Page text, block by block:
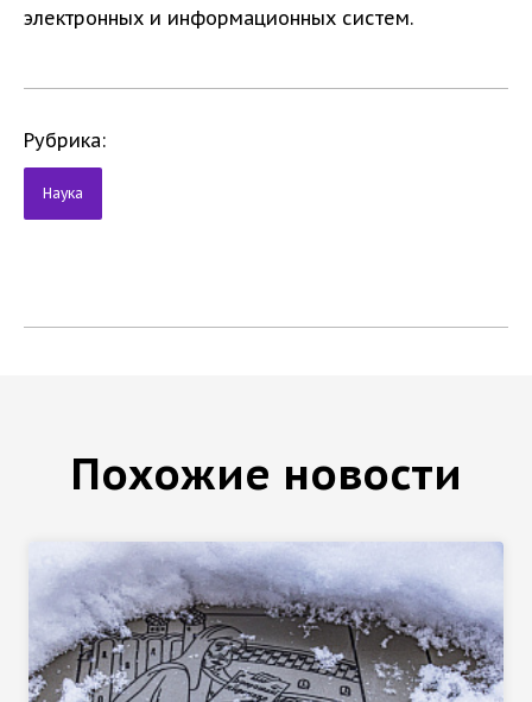
электронных и информационных систем.
Рубрика:
Наука
Похожие новости